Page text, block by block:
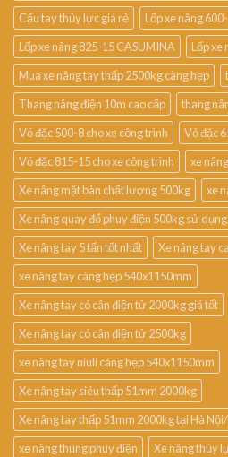
Cẩu tay thủy lực giá rẻ
Lốp xe nâng
Lốp xe nâng 825-15 CASUMINA
Lốp xe
Mua xe nâng tay thấp 2500kg càng hẹp
Thang nâng điện 10m cao cấp
thang
Vỏ đặc 500-8 cho xe công trình
Vỏ đặc
Vỏ đặc 815-15 cho xe công trình
xe
Xe nâng mặt bàn chất lượng 500kg
xe
Xe nâng quay đổ phuy điện 500kg sử
Xe nâng tay 5 tấn tốt nhất
Xe nâng tay
xe nâng tay càng hẹp 540x1150mm
Xe nâng tay có cân điện tử 2000kg giá tốt
Xe nâng tay có cân điện tử 2500kg
xe nâng tay niuli càng hẹp 540x1150mm
Xe nâng tay siêu thấp 51mm 2000kg
Xe nâng tay thấp 51mm 2000kg tại Hà
xe nâng thùng phuy điện
Xe nâng thủy